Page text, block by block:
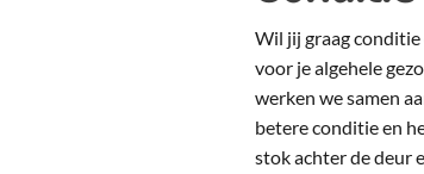
Wil jij graag conditie
voor je algehele
werken we samen
betere conditie en
stok achter de deur